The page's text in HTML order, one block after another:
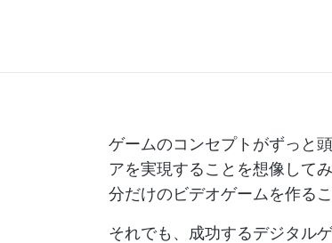
ゲームのコンセプトがずっと
アを実現することを想像して
分だけのビデオゲームを作る
それでも、成功するデジタル